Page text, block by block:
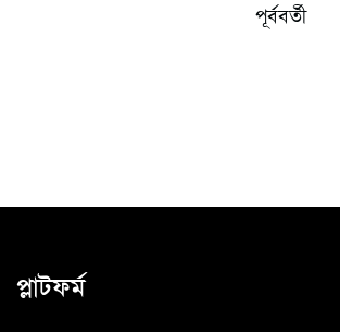
পূর্ববর্তী
প্লাটফর্ম